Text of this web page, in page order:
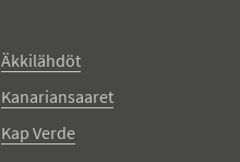
Äkkilähdöt
Kanariansaaret
Kap Verde